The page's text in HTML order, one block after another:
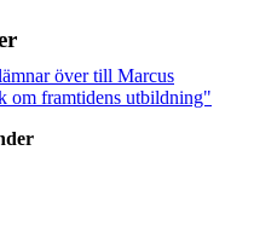
över till Marcus
om framtidens utbildning"